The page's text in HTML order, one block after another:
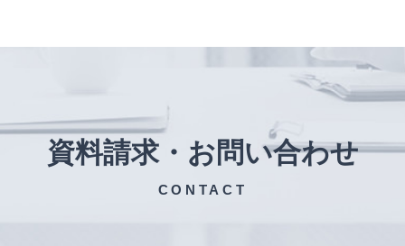
資料請求・お問い合わせ
CONTACT